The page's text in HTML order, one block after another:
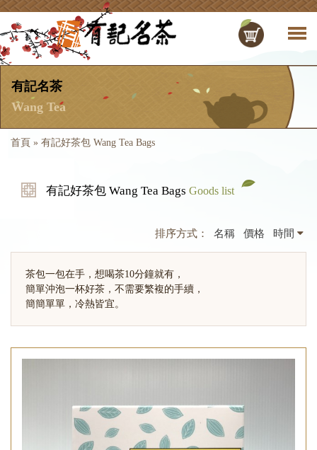
有記名茶
Wang Tea
首頁 » 有記好茶包 Wang Tea Bags
有記好茶包 Wang Tea Bags Goods list
排序方式： 名稱 價格 時間
茶包一包在手，想喝茶10分鐘就有，
簡單沖泡一杯好茶，不需要繁複的手續，
簡簡單單，冷熱皆宜。